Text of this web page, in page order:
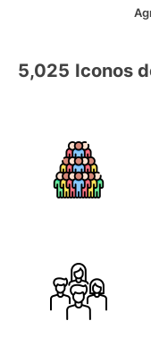
5,025 Iconos